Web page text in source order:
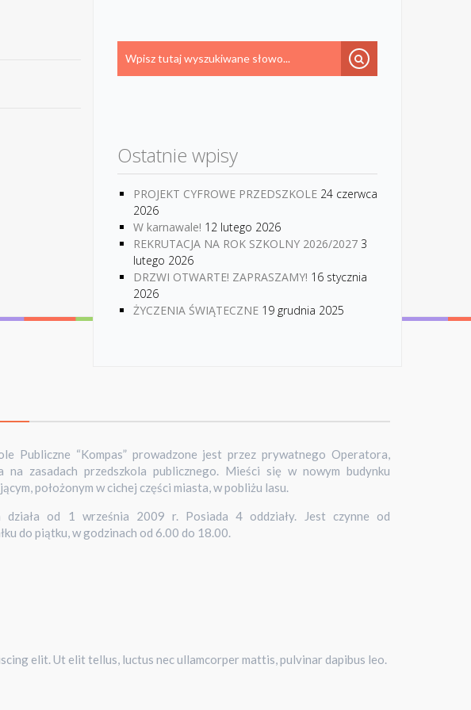
Ostatnie wpisy
PROJEKT CYFROWE PRZEDSZKOLE 24 czerwca
2026
W karnawale! 12 lutego 2026
REKRUTACJA NA ROK SZKOLNY 2026/2027 3
lutego 2026
DRZWI OTWARTE! ZAPRASZAMY! 16 stycznia
2026
ŻYCZENIA ŚWIĄTECZNE 19 grudnia 2025
Publiczne “Kompas” prowadzone jest przez prywatnego Operatora,
na zasadach przedszkola publicznego. Mieści się w nowym budynku
położonym w cichej części miasta, w pobliżu lasu.
działa od 1 września 2009 r. Posiada 4 oddziały. Jest czynne od
do piątku, w godzinach od 6.00 do 18.00.
elit. Ut elit tellus, luctus nec ullamcorper mattis, pulvinar dapibus leo.